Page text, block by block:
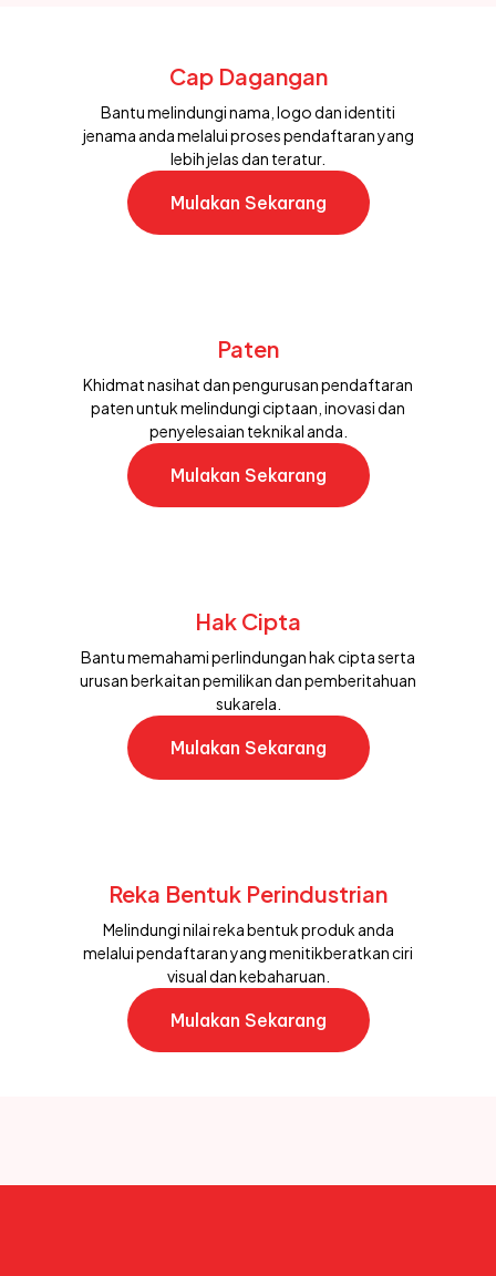
Cap Dagangan
Bantu melindungi nama, logo dan identiti
jenama anda melalui proses pendaftaran yang
lebih jelas dan teratur.
Mulakan Sekarang
Paten
Khidmat nasihat dan pengurusan pendaftaran
paten untuk melindungi ciptaan, inovasi dan
penyelesaian teknikal anda.
Mulakan Sekarang
Hak Cipta
Bantu memahami perlindungan hak cipta serta
urusan berkaitan pemilikan dan pemberitahuan
sukarela.
Mulakan Sekarang
Reka Bentuk Perindustrian
Melindungi nilai reka bentuk produk anda
melalui pendaftaran yang menitikberatkan ciri
visual dan kebaharuan.
Mulakan Sekarang